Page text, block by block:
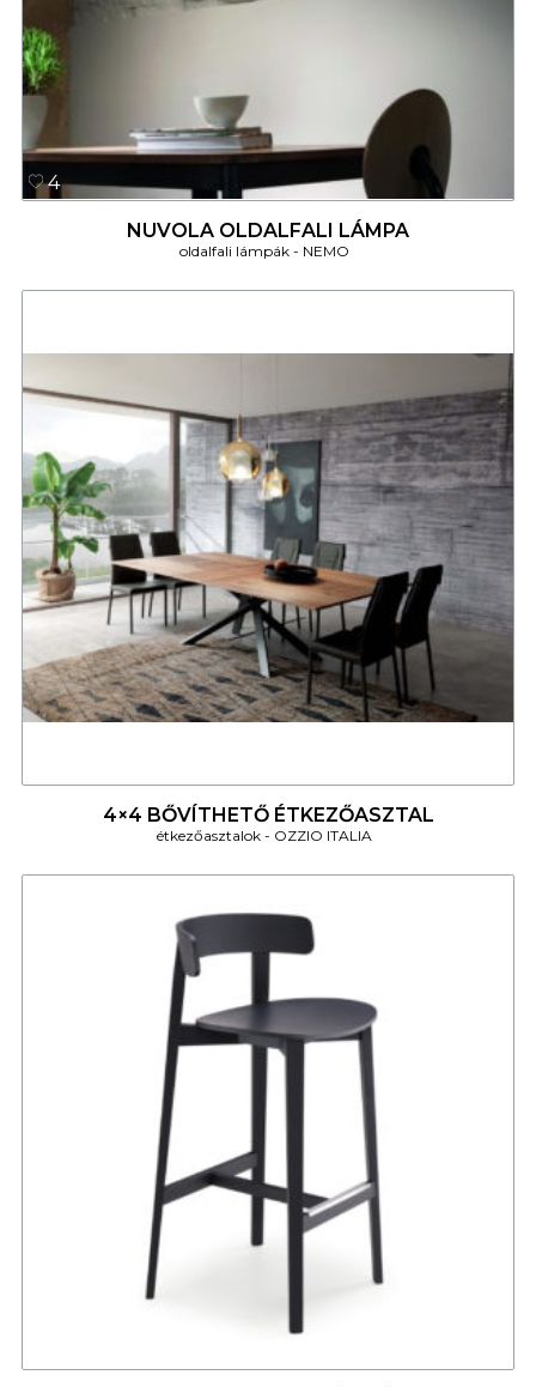
4
NUVOLA OLDALFALI LÁMPA
oldalfali lámpák NEMO
4×4 BŐVÍTHETŐ ÉTKEZŐASZTAL
étkezőasztalok OZZIO ITALIA